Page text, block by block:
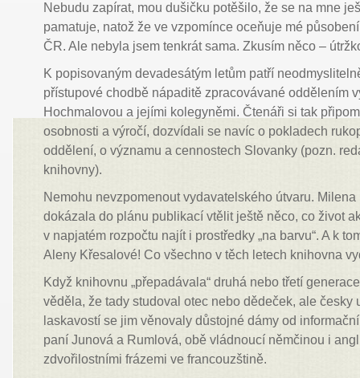
Nebudu zapírat, mou dušičku potěšilo, že se na mne
pamatuje, natož že ve vzpomínce oceňuje mé
ČR. Ale nebyla jsem tenkrát sama. Zkusím něco –
K popisovaným devadesátým letům patří
přístupové chodbě nápaditě zpracovávané oddělením
Hochmalovou a jejími kolegyněmi. Čtenáři si tak
osobnosti a výročí, dozvídali se navíc o pokladech
oddělení, o významu a cennostech Slovanky (pozn.
knihovny).
Nemohu nevzpomenout vydavatelského útvaru.
dokázala do plánu publikací vtělit ještě něco, co život
v napjatém rozpočtu najít i prostředky „na barvu“. A k
Aleny Křesalové! Co všechno v těch letech knihovna
Když knihovnu „přepadávala“ druhá nebo třetí
věděla, že tady studoval otec nebo dědeček, ale česky
laskavostí se jim věnovaly důstojné dámy od
paní Junová a Rumlová, obě vládnoucí němčinou i
zdvořilostními frázemi ve francouzštině.